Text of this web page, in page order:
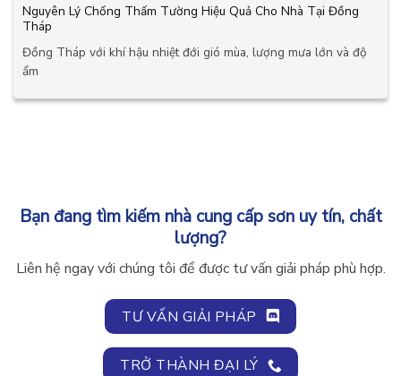
Nguyên Lý Chống Thấm Tường Hiệu Quả Cho Nhà Tại Đồng
Tháp
Đồng Tháp với khí hậu nhiệt đới gió mùa, lượng mưa lớn và độ
ẩm
Bạn đang tìm kiếm nhà cung cấp sơn uy tín, chất
lượng?
Liên hệ ngay với chúng tôi để được tư vấn giải pháp phù hợp.
TƯ VẤN GIẢI PHÁP
TRỞ THÀNH ĐẠI LÝ